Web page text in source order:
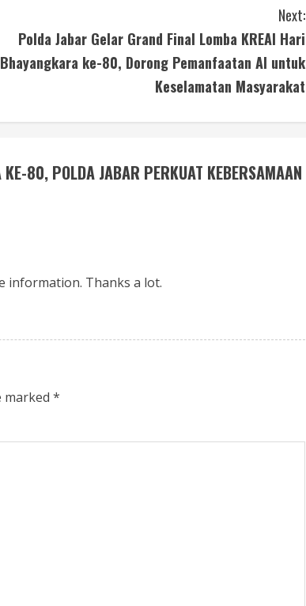
Next:
Polda Jabar Gelar Grand Final Lomba KREAI Hari
Bhayangkara ke-80, Dorong Pemanfaatan AI untuk
Keselamatan Masyarakat
80, POLDA JABAR PERKUAT KEBERSAMAAN
information. Thanks a lot.
marked *